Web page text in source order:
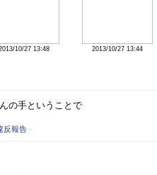
10/27 13:48 2013/10/27 13:44
の手ということで
反報告 -